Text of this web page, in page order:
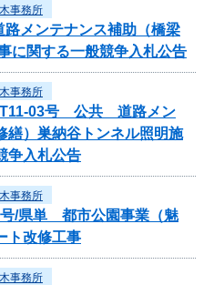
事務所
メンテナンス補助（橋梁
に関する一般競争入札公告
事務所
03号 公共 道路メン
繕）巣納谷トンネル照明施
争入札公告
事務所
号/県単 都市公園事業（魅
ト改修工事
事務所